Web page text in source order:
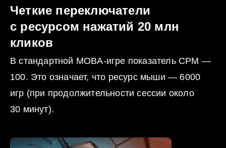
Четкие переключатели
с ресурсом нажатий 20 млн
кликов
В стандартной MOBA-игре показатель CPM —
100. Это означает, что ресурс мыши — 6000
игр (при продолжительности сессии около
30 минут).